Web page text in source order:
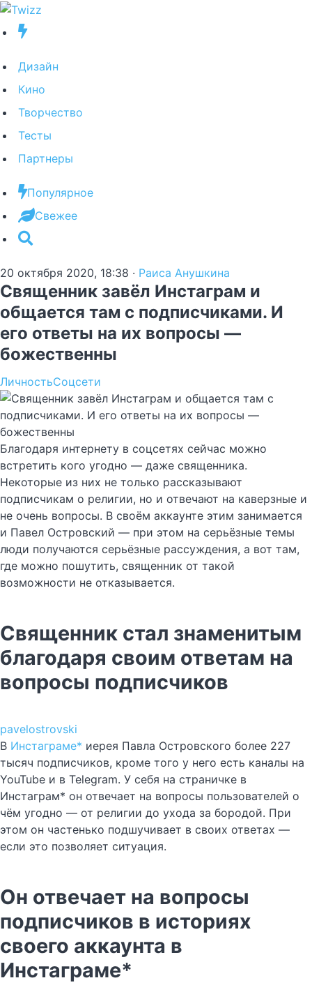
Дизайн
Кино
Творчество
Тесты
Партнеры
Популярное
Свежее
20 октября 2020, 18:38 · Раиса Анушкина
Священник завёл Инстаграм и
общается там с подписчиками. И
его ответы на их вопросы —
божественны
ЛичностьСоцсети
Благодаря интернету в соцсетях сейчас можно
встретить кого угодно — даже священника.
Некоторые из них не только рассказывают
подписчикам о религии, но и отвечают на каверзные и
не очень вопросы. В своём аккаунте этим занимается
и Павел Островский — при этом на серьёзные темы
люди получаются серьёзные рассуждения, а вот там,
где можно пошутить, священник от такой
возможности не отказывается.
Священник стал знаменитым
благодаря своим ответам на
вопросы подписчиков
pavelostrovski
В Инстаграме* иерея Павла Островского более 227
тысяч подписчиков, кроме того у него есть каналы на
YouTube и в Telegram. У себя на страничке в
Инстаграм* он отвечает на вопросы пользователей о
чём угодно — от религии до ухода за бородой. При
этом он частенько подшучивает в своих ответах —
если это позволяет ситуация.
Он отвечает на вопросы
подписчиков в историях
своего аккаунта в
Инстаграме*